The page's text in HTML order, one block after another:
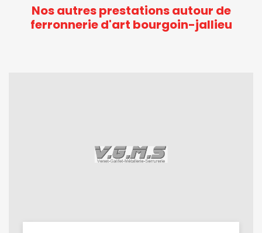
Nos autres prestations autour de
ferronnerie d'art bourgoin-jallieu